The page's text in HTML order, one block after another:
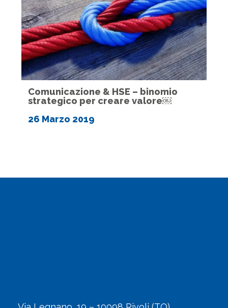
Comunicazione & HSE – binomio
strategico per creare valore￼
26 Marzo 2019